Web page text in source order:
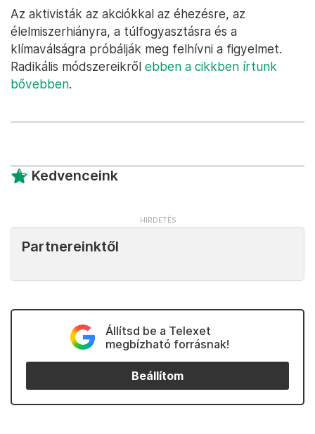
Az aktivisták az akciókkal az éhezésre, az
élelmiszerhiányra, a túlfogyasztásra és a
klímaválságra próbálják meg felhívni a figyelmet.
Radikális módszereikről ebben a cikkben írtunk
bővebben.
Kedvenceink
Partnereinktől
Állítsd be a Telexet
megbízható forrásnak!
Beállítom